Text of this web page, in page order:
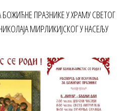
ПРАЗНИКЕ У ХРАМУ СВЕТОГ
МИРЛИКИЈСКОГ У НАСЕЉУ